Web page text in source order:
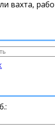
вахта,
: